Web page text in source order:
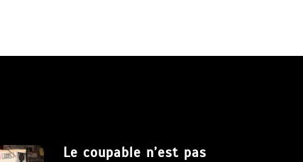
Le coupable n’est pas